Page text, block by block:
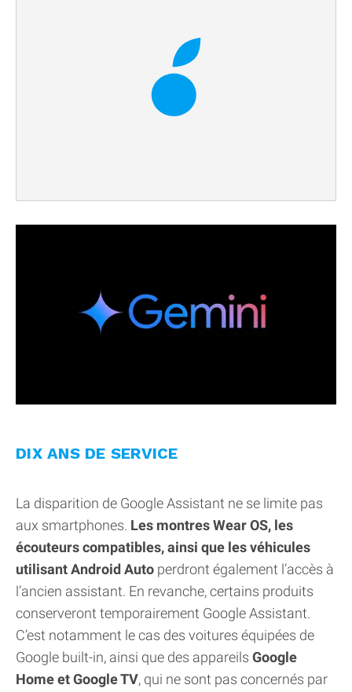
DIX ANS DE SERVICE
La disparition de Google Assistant ne se limite pas
aux smartphones. Les montres Wear OS, les
écouteurs compatibles, ainsi que les véhicules
utilisant Android Auto perdront également l’accès à
l’ancien assistant. En revanche, certains produits
conserveront temporairement Google Assistant.
C’est notamment le cas des voitures équipées de
Google built-in, ainsi que des appareils Google
Home et Google TV, qui ne sont pas concernés par